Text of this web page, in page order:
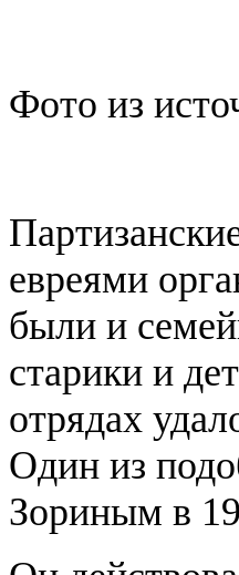
Фото из
евреями
были и
старики и
отрядах
Один из
Зориным в